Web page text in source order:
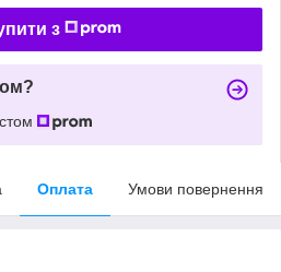
з
Оплата Умови повернення